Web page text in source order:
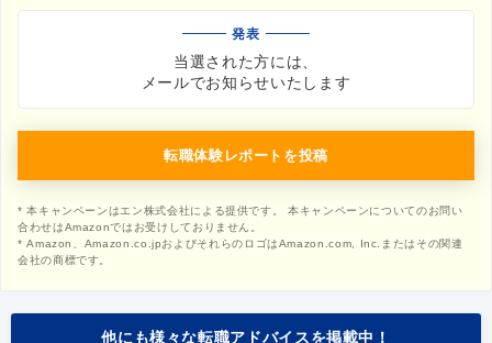
発表
当選された方には、
メールでお知らせいたします
転職体験レポートを投稿
* 本キャンペーンはエン株式会社による提供です。 本キャンペーンについてのお問い
合わせはAmazonではお受けしておりません。
* Amazon、Amazon.co.jpおよびそれらのロゴはAmazon.com, Inc.またはその関連
会社の商標です。
他にも様々な転職アドバイスを掲載中！